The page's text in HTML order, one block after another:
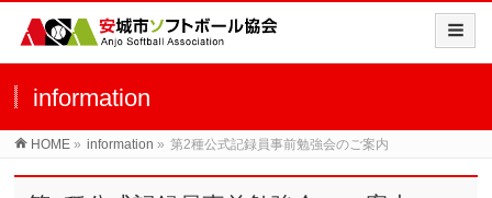
information
HOME » information » 第2種公式記録員事前勉強会のご案内